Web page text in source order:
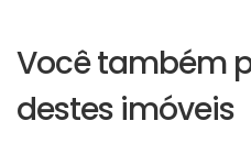
Você também
destes imóveis